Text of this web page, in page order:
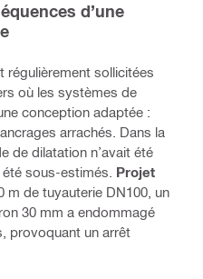
d’une
régulièrement sollicitées
où les systèmes de
conception adaptée :
arrachés. Dans la
de dilatation n’avait été
sous-estimés. Projet
m de tuyauterie DN100, un
30 mm a endommagé
provoquant un arrêt